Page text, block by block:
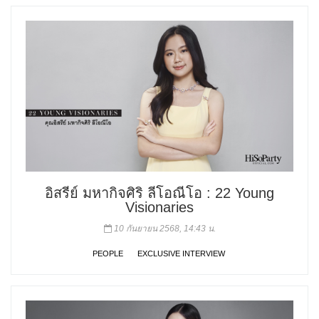
อิสรีย์ มหากิจศิริ ลีโอณีโอ : 22 Young
Visionaries
10 กันยายน 2568, 14:43 น.
PEOPLE EXCLUSIVE INTERVIEW